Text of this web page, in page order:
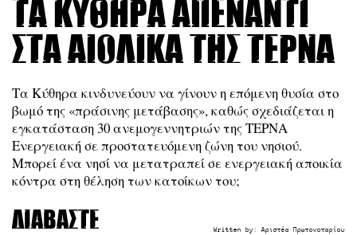
Τα Κύθηρα απέναντι
στα αιολικά της ΤΕΡΝΑ
Τα Κύθηρα κινδυνεύουν να γίνουν η επόμενη θυσία στο
βωμό της «πράσινης μετάβασης», καθώς σχεδιάζεται η
εγκατάσταση 30 ανεμογεννητριών της ΤΕΡΝΑ
Ενεργειακή σε προστατευόμενη ζώνη του νησιού.
Μπορεί ένα νησί να μετατραπεί σε ενεργειακή αποικία
κόντρα στη θέληση των κατοίκων του;
Διαβάστε Written by: Αριστέα Πρωτονοταρίου